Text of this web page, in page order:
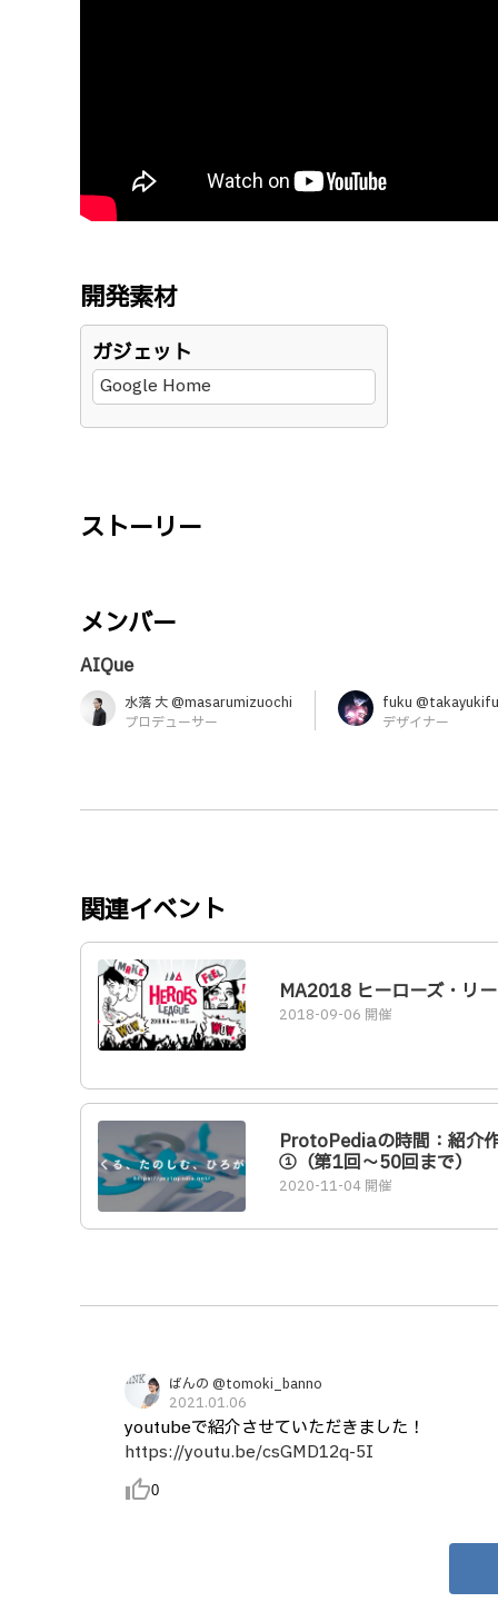
開発素材
ガジェット
Google Home
ストーリー
メンバー
AIQue
水落 大 @masarumizuochi
プロデューサー
fuku
デザイナー
関連イベント
MA2018 ヒーローズ・リ
2018-09-06 開催
ProtoPediaの時間：紹介
①（第1回〜50回まで）
2020-11-04 開催
ばんの @tomoki_banno
2021.01.06
youtubeで紹介させていただきました！
https://youtu.be/csGMD12q-5I
thumb_up_alt0